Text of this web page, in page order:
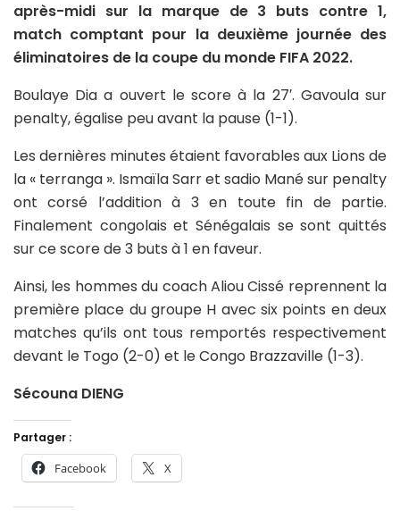
après-midi sur la marque de 3 buts contre 1,
match comptant pour la deuxième journée des
éliminatoires de la coupe du monde FIFA 2022.
Boulaye Dia a ouvert le score à la 27′. Gavoula sur
penalty, égalise peu avant la pause (1-1).
Les dernières minutes étaient favorables aux Lions de
la « terranga ». Ismaïla Sarr et sadio Mané sur penalty
ont corsé l’addition à 3 en toute fin de partie.
Finalement congolais et Sénégalais se sont quittés
sur ce score de 3 buts à 1 en faveur.
Ainsi, les hommes du coach Aliou Cissé reprennent la
première place du groupe H avec six points en deux
matches qu’ils ont tous remportés respectivement
devant le Togo (2-0) et le Congo Brazzaville (1-3).
Sécouna DIENG
Partager :
Facebook X